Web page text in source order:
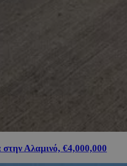
στην Αλαμινό, €4,000,000